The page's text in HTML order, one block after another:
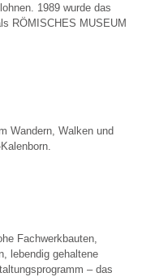
1989 wurde das
RÖMISCHES MUSEUM
Wandern, Walken und
Fachwerkbauten,
lebendig gehaltene
– das